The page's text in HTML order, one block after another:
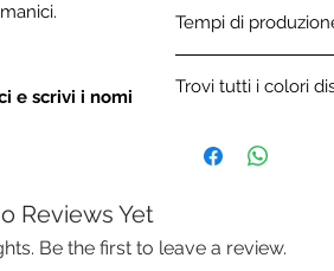
e scrivi i nomi
Tempi di
artigianalmente e
Trovi tutti i colori
Reviews Yet
Be the first to leave a review.